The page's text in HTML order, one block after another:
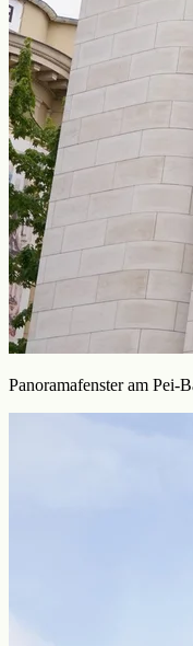
Panoramafenster am